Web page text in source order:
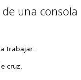
una consola
trabajar.
cruz.